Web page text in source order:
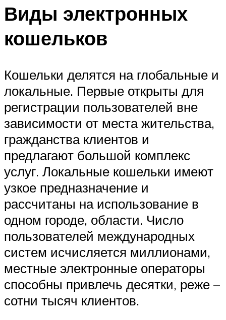
Виды электронных
кошельков
Кошельки делятся на глобальные и
локальные. Первые открыты для
регистрации пользователей вне
зависимости от места жительства,
гражданства клиентов и
предлагают большой комплекс
услуг. Локальные кошельки имеют
узкое предназначение и
рассчитаны на использование в
одном городе, области. Число
пользователей международных
систем исчисляется миллионами,
местные электронные операторы
способны привлечь десятки, реже –
сотни тысяч клиентов.